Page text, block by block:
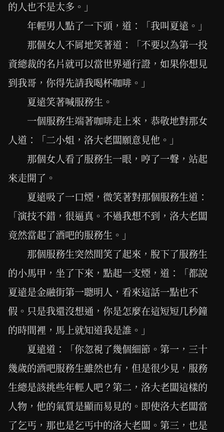
的人也不是太多。」
年輕男人點了一下頭，道：「我叫夏遠。」
那個女人不屑地笑著道：「不要以為第一投
資總裁的名片就可以當世界通行證，如果你想見
到我哥，你得先請我喝杯咖啡。」
夏遠笑著喊服務生。
一個服務生端著咖啡走上來，恭敬地對那女
人道：「二小姐，洛大老闆願意見他。」
那個女人看了服務生一眼，哼了一聲，站起
來走開了。
夏遠吸了一口煙，微笑著對那個服務生道：
「演技不錯，很逼真。不過我想不到，洛大老闆
竟然當起了酒吧的服務生。」
那個服務生突然間笑了起來，脫下了服務生
的小馬甲，坐了下來，點起一支煙，道：「都說
夏遠是金融街第一聰明人，看來這話一點也不
假。只是我還沒想通，你是怎麼在這短短几秒鐘
的時間裡，馬上就知道我是誰。」
夏遠道：「你忽視了幾個細節。第一，三十
幾歲的酒吧服務生雖然也有，但是很少見，服務
生總是該挑些年輕人吧？第二，洛大老闆這樣的
人物，他的氣質是顯而易見的。即使洛大老闆當
了乞丐，那也是乞丐中的洛大老闆。第三，也是